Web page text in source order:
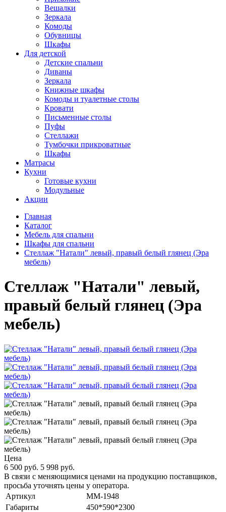
Вешалки
Зеркала
Комоды
Обувницы
Шкафы
Для детской
Детские спальни
Диваны
Зеркала
Книжные шкафы
Комоды и туалетные столы
Кровати
Письменные столы
Пуфы
Стеллажи
Тумбочки прикроватные
Шкафы
Матрасы
Кухни
Готовые кухни
Модульные
Акции
Главная
Каталог
Мебель для спальни
Шкафы для спальни
Стеллаж "Натали" левый, правый белый глянец (Эра
мебель)
Стеллаж "Натали" левый,
правый белый глянец (Эра
мебель)
Цена
6 500 руб. 5 998 руб.
В связи с меняющимися ценами на продукцию поставщиков,
просьба уточнять цены у оператора.
Артикул
MM-1948
Габариты
450*590*2300